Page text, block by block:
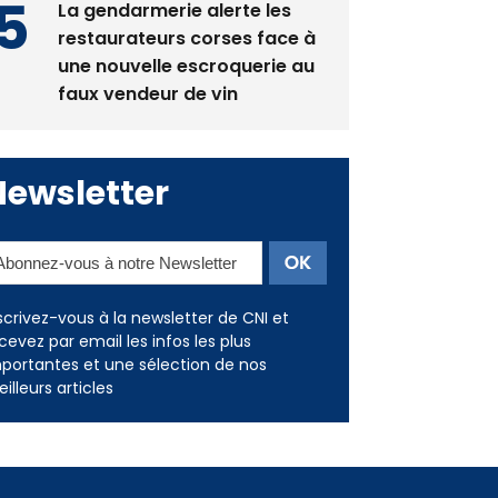
La gendarmerie alerte les
restaurateurs corses face à
une nouvelle escroquerie au
faux vendeur de vin
vous à la newsletter de CNI et
par email les infos les plus
et une sélection de nos
articles